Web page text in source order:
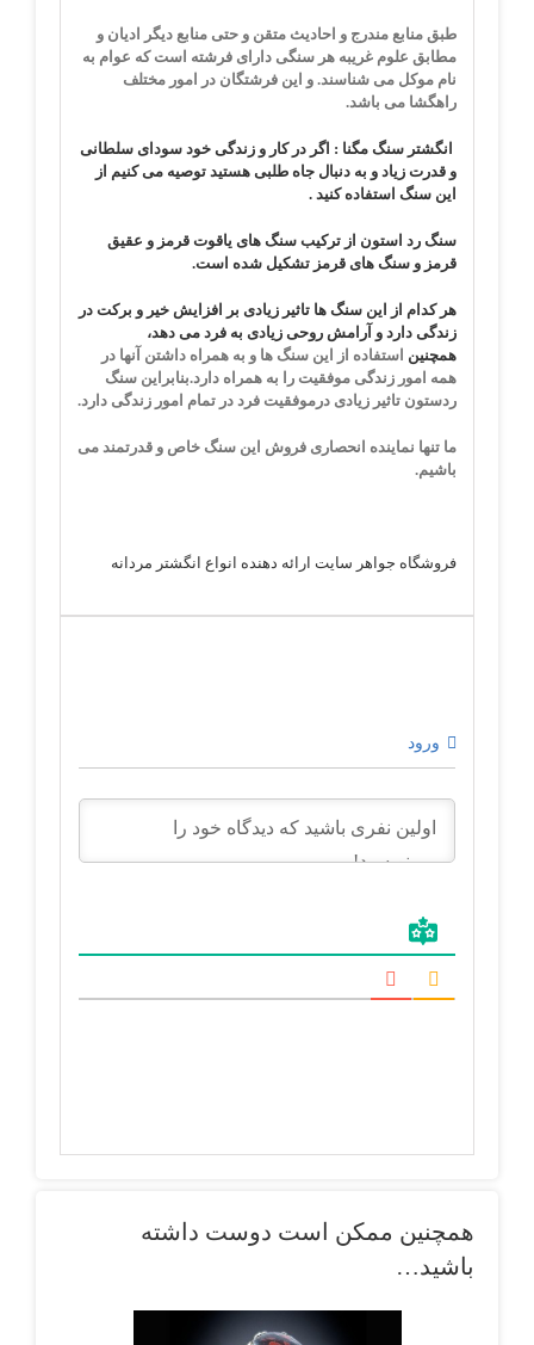
طبق منابع مندرج و احادیث متقن و حتی منابع دیگر ادیان و
مطابق علوم غریبه هر سنگی دارای فرشته است که عوام به
نام موکل می شناسند. و این فرشتگان در امور مختلف
راهگشا می باشد.
انگشتر سنگ مگنا : اگر در کار و زندگی خود سودای سلطانی
و قدرت زیاد و به دنبال جاه طلبی هستید توصیه می کنیم از
این سنگ استفاده کنید .
سنگ رد استون از ترکیب سنگ های یاقوت قرمز و عقیق
قرمز و سنگ های قرمز تشکیل شده است.
هر کدام از این سنگ ها تاثیر زیادی بر افزایش خیر و برکت در
زندگی دارد و آرامش روحی زیادی به فرد می دهد،
همچنین استفاده از این سنگ ها و به همراه داشتن آنها در
همه امور زندگی موفقیت را به همراه دارد.بنابراین سنگ
ردستون تاثیر زیادی در موفقیت فرد در تمام امور زندگی دارد.
ما تنها نماینده انحصاری فروش این سنگ خاص و قدرتمند می
باشیم.
فروشگاه جواهر سایت ارائه دهنده انواع انگشتر مردانه
ورود
همچنین ممکن است دوست داشته
باشید…